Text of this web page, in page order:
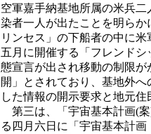
空軍嘉手納基地所属の米兵
染者一人が出たことを明ら
リンセス」の下船者の中に
五月に開催する「フレンド
態宣言が出され移動の制限
開」とされており、基地外
した情報の開示要求と地元
第三は、「宇宙基本計画(
る四月六日に「宇宙基本計